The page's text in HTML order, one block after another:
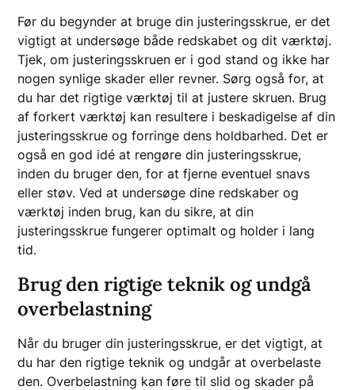
Før du begynder at bruge din justeringsskrue, er det
vigtigt at undersøge både redskabet og dit værktøj.
Tjek, om justeringsskruen er i god stand og ikke har
nogen synlige skader eller revner. Sørg også for, at
du har det rigtige værktøj til at justere skruen. Brug
af forkert værktøj kan resultere i beskadigelse af din
justeringsskrue og forringe dens holdbarhed. Det er
også en god idé at rengøre din justeringsskrue,
inden du bruger den, for at fjerne eventuel snavs
eller støv. Ved at undersøge dine redskaber og
værktøj inden brug, kan du sikre, at din
justeringsskrue fungerer optimalt og holder i lang
tid.
Brug den rigtige teknik og undgå
overbelastning
Når du bruger din justeringsskrue, er det vigtigt, at
du har den rigtige teknik og undgår at overbelaste
den. Overbelastning kan føre til slid og skader på